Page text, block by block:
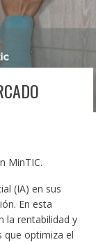
MinTIC.
(IA) en sus
En esta
la rentabilidad y
que optimiza el